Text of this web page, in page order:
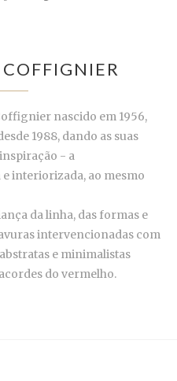
nascido em 1956,
1988, dando as suas
- a
interiorizada, ao mesmo
da linha, das formas e
intervencionadas com
e minimalistas
do vermelho.